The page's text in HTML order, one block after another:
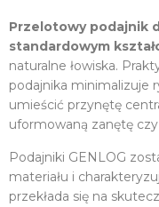
Przelotowy podajnik
standardowym
naturalne łowiska.
podajnika minimalizuje
umieścić przynętę
uformowaną zanętę
Podajniki GENLOG
materiału i
przekłada się na